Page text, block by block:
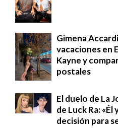
Gimena
vacaciones en
Kayne y
postales
El duelo de La
de Luck Ra:
decisión para